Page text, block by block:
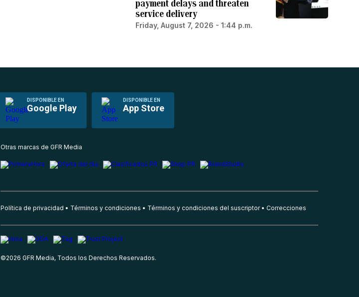
payment delays and threaten
service delivery
Friday, August 7, 2026 - 1:44 p.m.
DISPONIBLE EN
Google Play
DISPONIBLE EN
App Store
Otras marcas de GFR Media
Política de privacidad Términos y condiciones Términos y condiciones del suscriptor Correcciones
©2026 GFR Media, Todos los Derechos Reservados.